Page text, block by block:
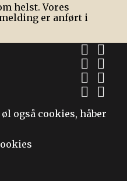
helst. Vores
er anført i
 
 
 
 
også cookies, håber